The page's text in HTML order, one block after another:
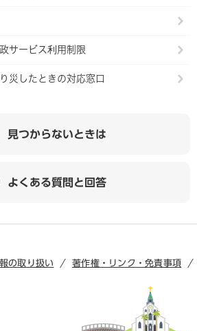
サービス利用制限
災したときの対応窓口
見つからないときは
よくある質問と回答
の取り扱い
著作権・リンク・免責事項